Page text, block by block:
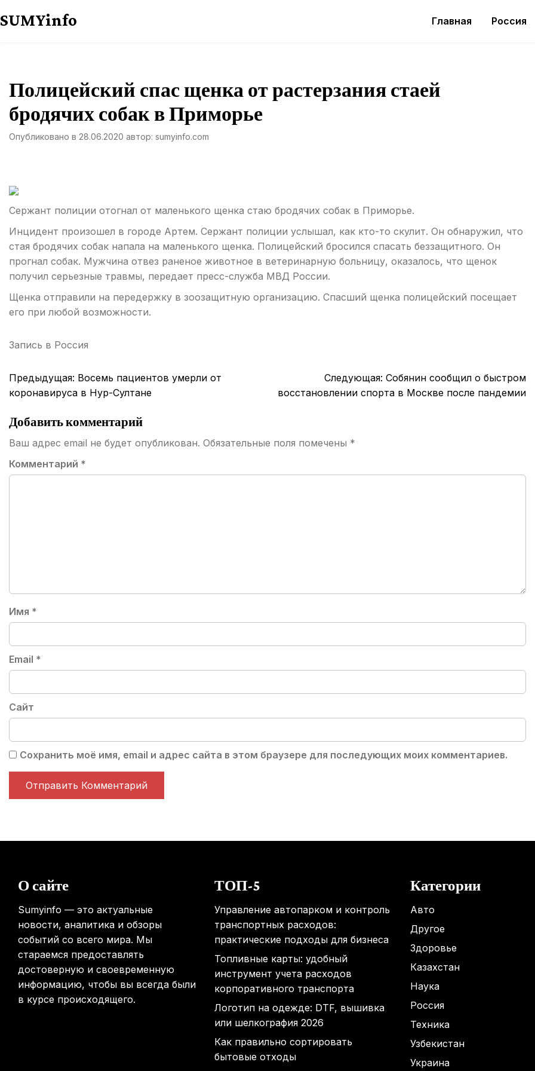
к
SUMYinfo Главная Россия
Полицейский спас щенка от растерзания стаей
бродячих собак в Приморье
Опубликовано в 28.06.2020 автор: sumyinfo.com
Сержант полиции отогнал от маленького щенка стаю бродячих собак в Приморье.
Инцидент произошел в городе Артем. Сержант полиции услышал, как кто-то скулит. Он обнаружил, что
стая бродячих собак напала на маленького щенка. Полицейский бросился спасать беззащитного. Он
прогнал собак. Мужчина отвез раненое животное в ветеринарную больницу, оказалось, что щенок
получил серьезные травмы, передает пресс-служба МВД России.
Щенка отправили на передержку в зоозащитную организацию. Спасший щенка полицейский посещает
его при любой возможности.
Запись в Россия
Навигация
по
Предыдущая: Восемь пациентов умерли от
коронавируса в Нур-Султане
Следующая: Собянин сообщил о быстром
восстановлении спорта в Москве после пандемии
Добавить комментарий
Ваш адрес email не будет опубликован. Обязательные поля помечены *
Комментарий *
Имя *
Email *
Сайт
Сохранить моё имя, email и адрес сайта в этом браузере для последующих моих комментариев.
О сайте
Sumyinfo — это актуальные
новости, аналитика и обзоры
событий со всего мира. Мы
стараемся предоставлять
достоверную и своевременную
информацию, чтобы вы всегда были
в курсе происходящего.
ТОП-5
Управление автопарком и контроль
транспортных расходов:
практические подходы для бизнеса
Топливные карты: удобный
инструмент учета расходов
корпоративного транспорта
Логотип на одежде: DTF, вышивка
или шелкография 2026
Как правильно сортировать
бытовые отходы
Категории
Авто
Другое
Здоровье
Казахстан
Наука
Россия
Техника
Узбекистан
Украина